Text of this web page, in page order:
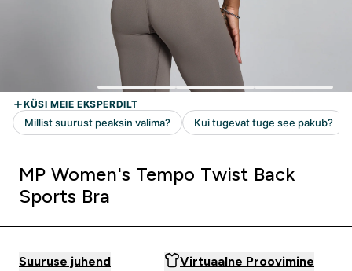
MP Women's Tempo Twist Back
Sports Bra
Suuruse juhend Virtuaalne Proovimine